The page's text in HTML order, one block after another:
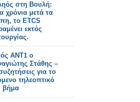
στη Βουλή:
χρόνια μετά τα
το ETCS
εκτός
ΑΝΤ1 ο
Στάθης –
για το
τηλεοπτικό
βήμα